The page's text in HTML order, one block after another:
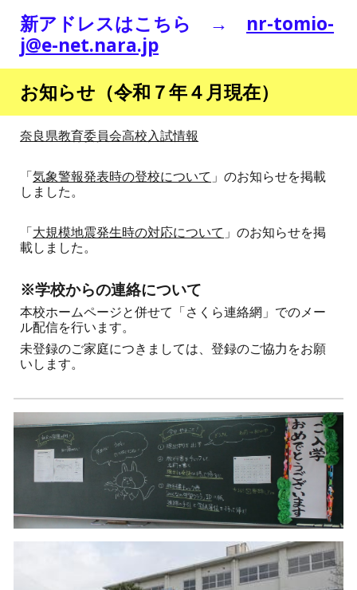
新アドレスはこちら → nr-tomio-
j@e-net.nara.jp
お知らせ（令和 ７年４ 月現在）
奈良県教育委員会高校入試情報
「気象警報発表時の登校について 」のお知らせを掲載
しました。
「大規模地震発生時の対応について 」のお知らせを掲
載しました。
※学校からの連絡について
本校ホームページと併せて「さくら連絡網」でのメー
ル配信を行います。
未登録のご家庭につきましては、登録のご協力をお願
いします。